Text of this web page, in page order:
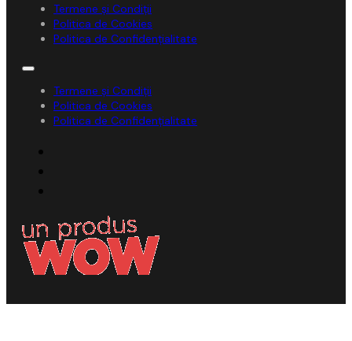
Termene și Condiții
Politica de Cookies
Politica de Confidențialitate
Termene și Condiții
Politica de Cookies
Politica de Confidențialitate